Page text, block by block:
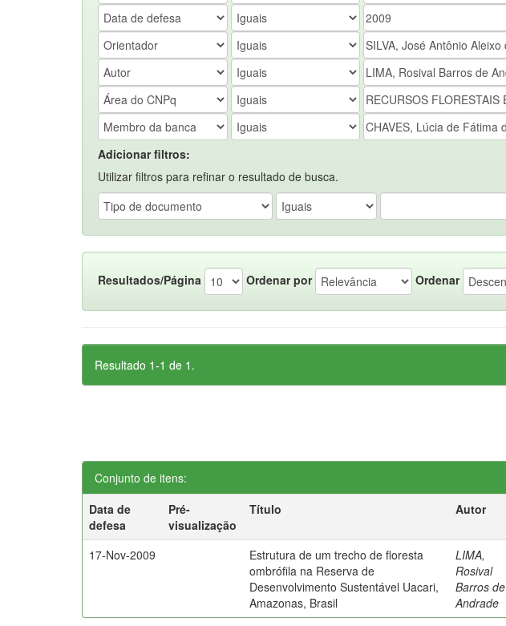
Adicionar filtros:
Utilizar filtros para refinar o resultado de busca.
Resultados/Página Ordenar por Ordenar
Resultado 1-1 de 1.
Conjunto de itens:
Data de
defesa
Pré-
visualização
Título Autor
17-Nov-2009
Estrutura de um trecho de floresta
ombrófila na Reserva de
Desenvolvimento Sustentável Uacari,
Amazonas, Brasil
LIMA,
Rosival
Barros de
Andrade